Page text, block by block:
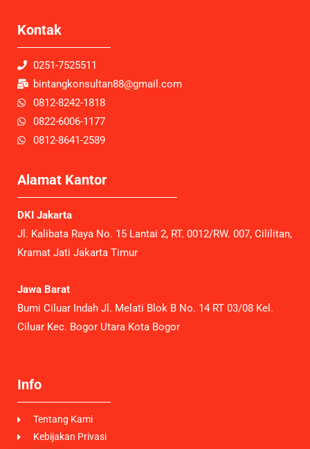
Kontak
0251-7525511
bintangkonsultan88@gmail.com
0812-8242-1818
0822-6006-1177
0812-8641-2589
Alamat Kantor
DKI Jakarta
Jl. Kalibata Raya No. 15 Lantai 2, RT. 0012/RW. 007, Cililitan,
Kramat Jati Jakarta Timur
Jawa Barat
Bumi Ciluar Indah Jl. Melati Blok B No. 14 RT 03/08 Kel.
Ciluar Kec. Bogor Utara Kota Bogor
Info
Tentang Kami
Kebijakan Privasi